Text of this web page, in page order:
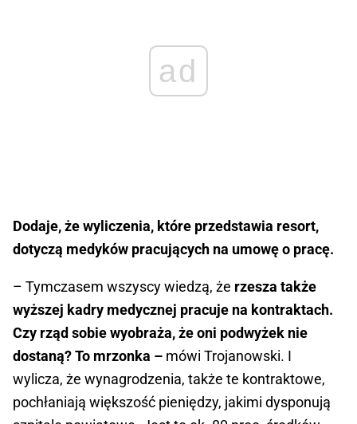
ad
Dodaje, że wyliczenia, które przedstawia resort,
dotyczą medyków pracujących na umowę o pracę.
– Tymczasem wszyscy wiedzą, że rzesza także
wyższej kadry medycznej pracuje na kontraktach.
Czy rząd sobie wyobraża, że oni podwyżek nie
dostaną? To mrzonka – mówi Trojanowski. I
wylicza, że wynagrodzenia, także te kontraktowe,
pochłaniają większość pieniędzy, jakimi dysponują